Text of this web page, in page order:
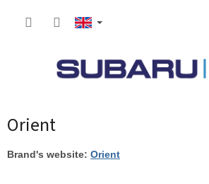
Orient
Brand's website: Orient